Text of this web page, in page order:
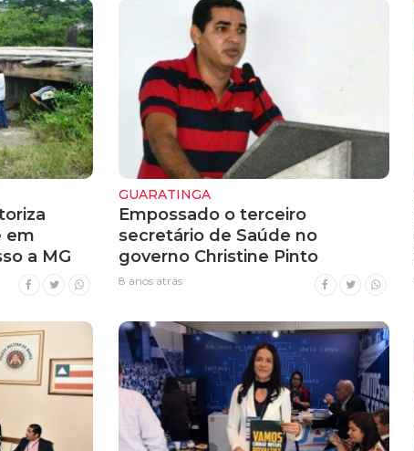
em
a MG
GUARATINGA
Empossado o terceiro
secretário de Saúde no
governo Christine Pinto
8 anos atrás